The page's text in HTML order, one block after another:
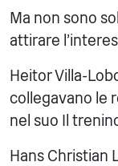
Ma non sono
attirare
Heitor Villa-
collegavano le
nel suo Il
Hans Christian